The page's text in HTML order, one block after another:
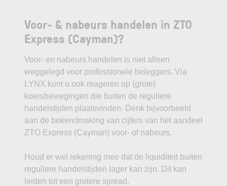
Voor- & nabeurs handelen in ZTO
Express (Cayman)?
Voor- en nabeurs handelen is niet alleen
weggelegd voor professionele beleggers. Via
LYNX kunt u ook reageren op (grote)
koersbewegingen die buiten de reguliere
handelstijden plaatsvinden. Denk bijvoorbeeld
aan de bekendmaking van cijfers van het aandeel
ZTO Express (Cayman) voor- of nabeurs.
Houd er wel rekening mee dat de liquiditeit buiten
reguliere handelstijden lager kan zijn. Dit kan
leiden tot een grotere spread.